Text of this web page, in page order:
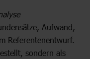
Aufwand,
Referentenentwurf.
sondern als